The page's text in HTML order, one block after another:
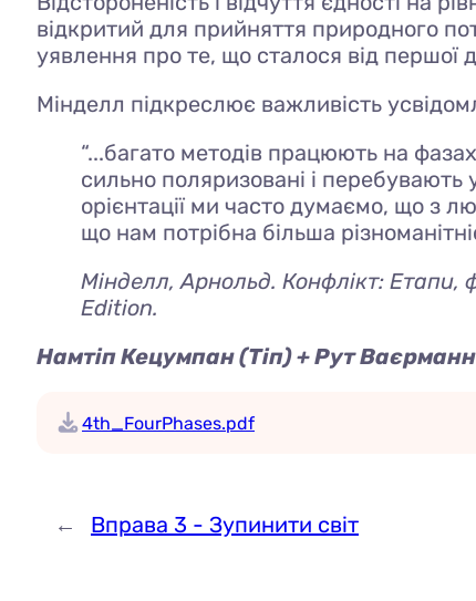
відкритий для прийняття природного
уявлення про те, що сталося від першої
Мінделл підкреслює важливість
“...багато методів працюють на
сильно поляризовані і перебувають
орієнтації ми часто думаємо, що з
що нам потрібна більша
Мінделл, Арнольд. Конфлікт: Етапи,
Edition.
Намтіп Кецумпан (Тіп) + Рут Ваєрманн
4th_FourPhases.pdf
← Вправа 3 - Зупинити світ